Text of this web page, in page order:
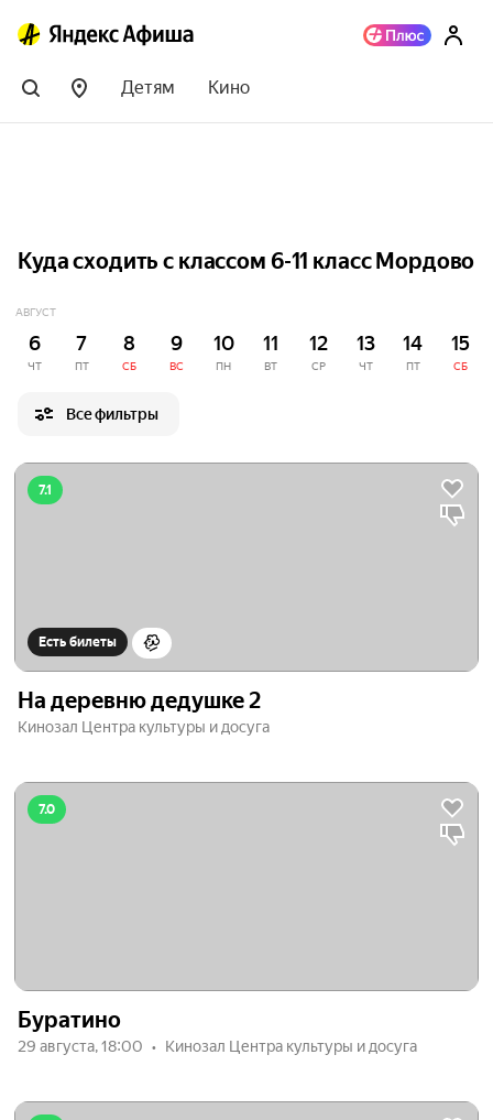
Детям Кино
Куда сходить с классом 6-11 класс Мордово
АВГУСТ
6
ЧТ
7
ПТ
8
СБ
9
ВС
10
ПН
11
ВТ
12
СР
13
ЧТ
14
ПТ
15
СБ
Все фильтры
7.1
Есть билеты
На деревню дедушке 2
Кинозал Центра культуры и досуга
7.0
Буратино
29 августа, 18:00 Кинозал Центра культуры и досуга